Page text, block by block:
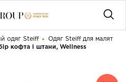
|RU
одяг Steiff
Одяг Steiff для малят
кофта і штани, Wellness